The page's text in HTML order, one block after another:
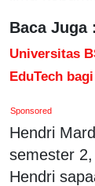
Baca Juga :
Universitas
EduTech
Sponsored
Hendri
semester
Hendri